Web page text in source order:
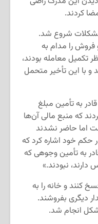
کردند.
مشکلات شروع شد.
فروش را مدام به
تکمیل معامله بودند،
و با این تأخیر متحمل
به تأمین مبلغ
که منبع مالی آن‌ها
اما حاضر نشدند
حکم خود اشاره کرد که
به تأمین وجوهی که
نبودند.»
کنند و خانه را به
به خریدار دیگری بفروشند.
انجام شد.